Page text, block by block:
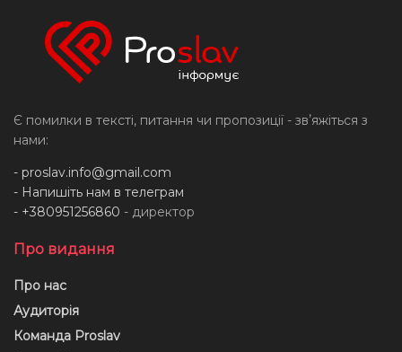
Є помилки в тексті, питання чи пропозиції - звʼяжіться з
нами:
- proslav.info@gmail.com
- Напишіть нам в телеграм
- +380951256860 - директор
Про видання
Про нас
Аудиторія
Команда Proslav